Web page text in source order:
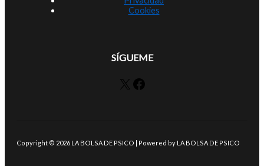
Cookies
SÍGUEME
X Facebook
Copyright © 2026 LA BOLSA DE PSICO | Powered by LA BOLSA DE PSICO